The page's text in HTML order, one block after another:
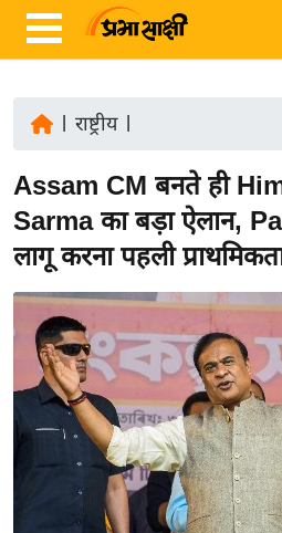
ज़ा
ख
र
ष्ट्री
अं
त
राष्ट्रीय|
Assam CM बनते ही
Sarma का बड़ा ऐलान,
लागू करना पहली